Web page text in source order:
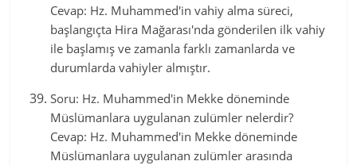
Cevap: Hz. Muhammed'in vahiy alma süreci,
başlangıçta Hira Mağarası'nda gönderilen ilk vahiy
ile başlamış ve zamanla farklı zamanlarda ve
durumlarda vahiyler almıştır.
Soru: Hz. Muhammed'in Mekke döneminde
Müslümanlara uygulanan zulümler nelerdir?
Cevap: Hz. Muhammed'in Mekke döneminde
Müslümanlara uygulanan zulümler arasında